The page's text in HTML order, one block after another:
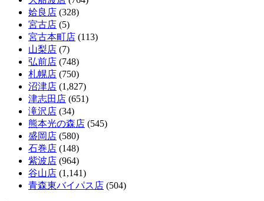
姶良店 (328)
宮古店 (5)
宮古本町店 (113)
山梨店 (7)
弘前店 (748)
札幌店 (750)
沼津店 (1,827)
津志田店 (651)
滝沢店 (34)
熊本光の森店 (545)
盛岡店 (580)
石巻店 (148)
紫波店 (964)
谷山店 (1,141)
青森東バイパス店 (504)